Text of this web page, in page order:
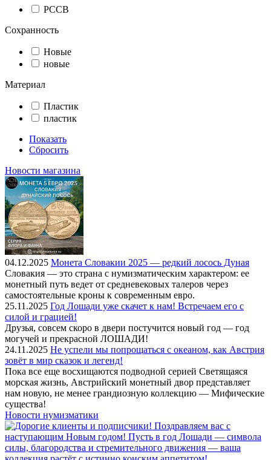
РССВ
Сохранность
Новые
новые
Материал
Пластик
пластик
Показать
Сбросить
Новости магазина
04.12.2025 Монета Словакии 2025 — редкий лосось Дуная
Словакия — это страна с нумизматическим характером: ее
монетный путь ведет от средневековых талеров через
самостоятельные кроны к современным евро.
25.11.2025 Год Лошади уже скачет к нам! Встречаем его с
силой и грацией!
Друзья, совсем скоро в двери постучится новый год — год
могучей и прекрасной ЛОШАДИ!
24.11.2025 Не успели мы попрощаться с океаном, как Австрия
зовёт в мир сказок и легенд!
Пока все еще восхищаются подводной серией Светящаяся
морская жизнь, Австрийский монетный двор представляет
нам новую, не менее грандиозную коллекцию — Мифические
существа!
Новости нумизматики